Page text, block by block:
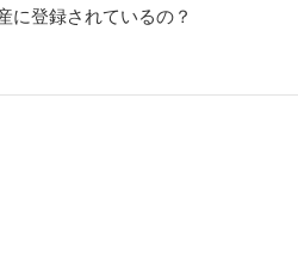
に登録されているの？